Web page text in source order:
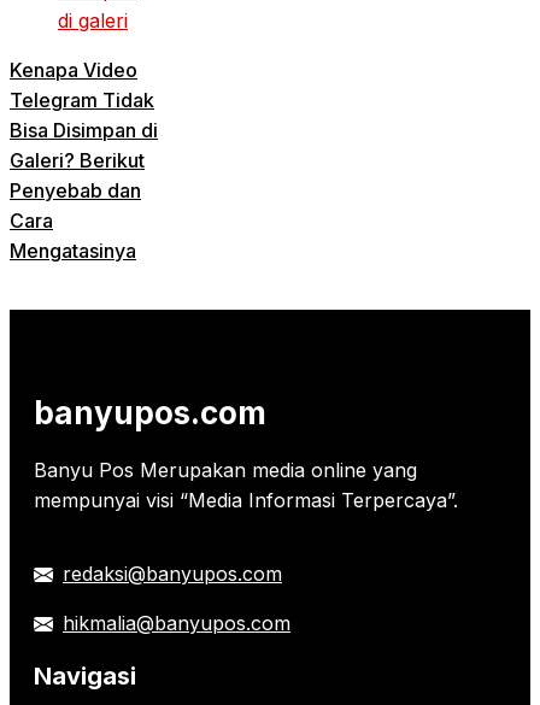
Kenapa Video
Telegram Tidak
Bisa Disimpan di
Galeri? Berikut
Penyebab dan
Cara
Mengatasinya
banyupos.com
Banyu Pos Merupakan media online yang
mempunyai visi “Media Informasi Terpercaya”.
redaksi@banyupos.com
hikmalia@banyupos.com
Navigasi